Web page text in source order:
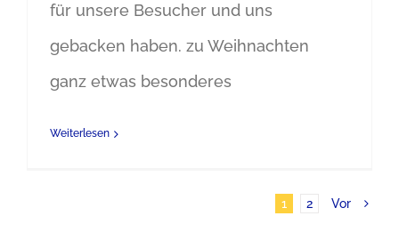
für unsere Besucher und uns
gebacken haben. zu Weihnachten
ganz etwas besonderes
Weiterlesen
1 2 Vor